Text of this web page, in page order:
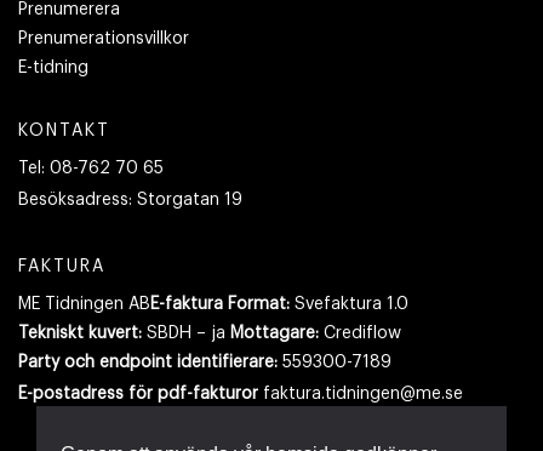
Prenumerera
Prenumerationsvillkor
E-tidning
KONTAKT
Tel: 08-762 70 65
Besöksadress: Storgatan 19
FAKTURA
ME Tidningen AB E-faktura Format: Svefaktura 1.0
Tekniskt kuvert: SBDH – ja Mottagare: Crediflow
Party och endpoint identifierare: 559300-7189
E-postadress för pdf-fakturor faktura.tidningen@me.se